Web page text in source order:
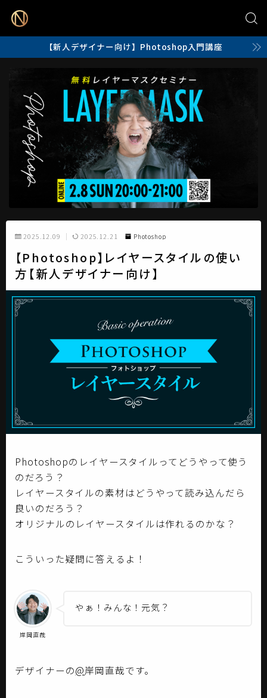
【新人デザイナー向け】Photoshop入門講座
2025.12.09 2025.12.21 Photoshop
【Photoshop】レイヤースタイルの使い
方【新人デザイナー向け】
Photoshopのレイヤースタイルってどうやって使う
のだろう？
レイヤースタイルの素材はどうやって読み込んだら
良いのだろう？
オリジナルのレイヤースタイルは作れるのかな？
こういった疑問に答えるよ！
岸岡直哉
やぁ！みんな！元気？
デザイナーの@岸岡直哉です。